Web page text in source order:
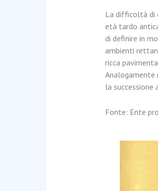
La difficoltà di
età tardo
di definire in
ambienti
ricca
Analogamente
la successione
Fonte: Ente